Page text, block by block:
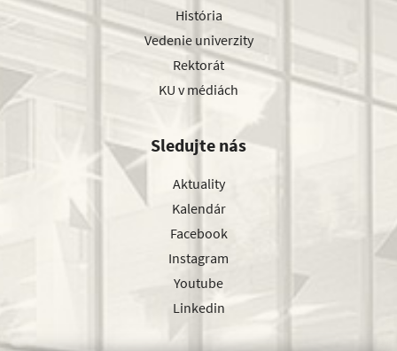
História
Vedenie univerzity
Rektorát
KU v médiách
Sledujte nás
Aktuality
Kalendár
Facebook
Instagram
Youtube
Linkedin